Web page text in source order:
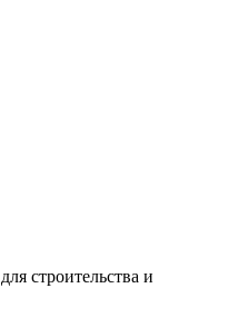
строительства и